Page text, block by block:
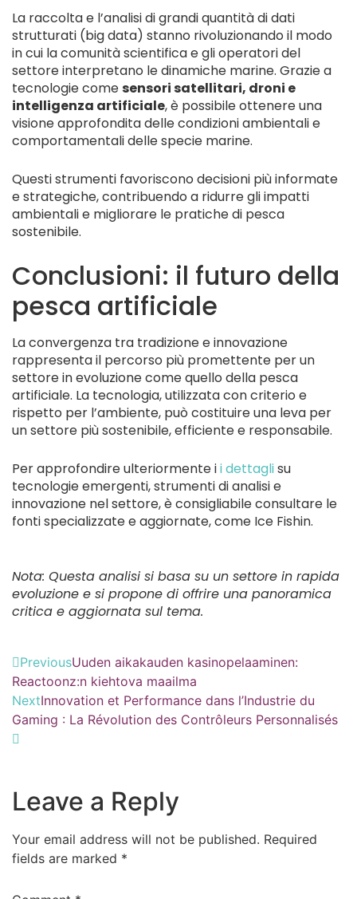
La raccolta e l’analisi di grandi quantità di dati
strutturati (big data) stanno rivoluzionando il modo
in cui la comunità scientifica e gli operatori del
settore interpretano le dinamiche marine. Grazie a
tecnologie comesensori satellitari, droni e
intelligenza artificiale, è possibile ottenere una
visione approfondita delle condizioni ambientali e
comportamentali delle specie marine.
Questi strumenti favoriscono decisioni più informate
e strategiche, contribuendo a ridurre gli impatti
ambientali e migliorare le pratiche di pesca
sostenibile.
Conclusioni: il futuro della
pesca artificiale
La convergenza tra tradizione e innovazione
rappresenta il percorso più promettente per un
settore in evoluzione come quello della pesca
artificiale. La tecnologia, utilizzata con criterio e
rispetto per l’ambiente, può costituire una leva per
un settore più sostenibile, efficiente e responsabile.
Per approfondire ulteriormente ii dettaglisu
tecnologie emergenti, strumenti di analisi e
innovazione nel settore, è consigliabile consultare le
fonti specializzate e aggiornate, come Ice Fishin.
Nota: Questa analisi si basa su un settore in rapida
evoluzione e si propone di offrire una panoramica
critica e aggiornata sul tema.
PreviousUuden aikakauden kasinopelaaminen:
Reactoonz:n kiehtova maailma
NextInnovation et Performance dans l’Industrie du
Gaming : La Révolution des Contrôleurs Personnalisés
Leave a Reply
Your email address will not be published. Required
fields are marked *